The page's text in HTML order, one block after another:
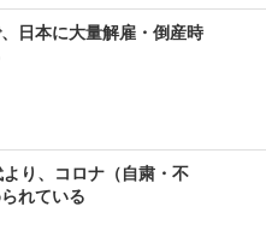
日本に大量解雇・倒産時
り、コロナ（自粛・不
れている